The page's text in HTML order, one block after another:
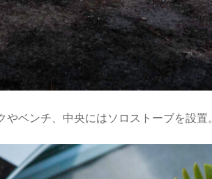
ベンチ、中央にはソロストーブを設置。